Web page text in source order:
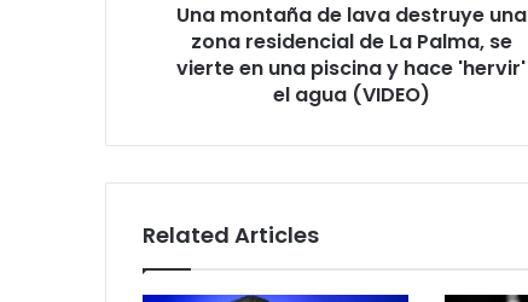
y
'hervir'
el
agua
Una montaña de lava destruye una
zona residencial de La Palma, se
vierte en una piscina y hace 'hervir'
el agua (VIDEO)
Related Articles